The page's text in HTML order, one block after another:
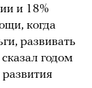
и 18%
когда
развивать
годом